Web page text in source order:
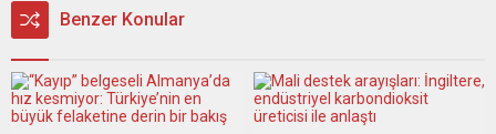
Benzer Konular